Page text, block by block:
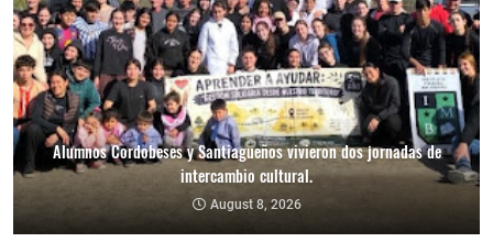
Alumnos Cordobeses y Santiagueños vivieron dos jornadas de
intercambio cultural.
August 8, 2026